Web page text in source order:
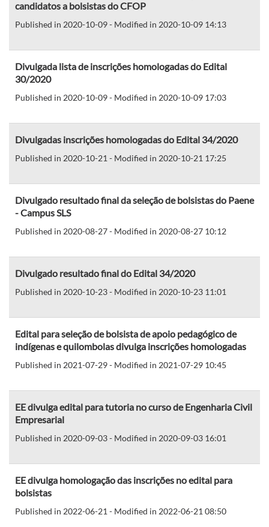
candidatos a bolsistas do CFOP
Published in 2020-10-09 - Modified in 2020-10-09 14:13
Divulgada lista de inscrições homologadas do Edital
30/2020
Published in 2020-10-09 - Modified in 2020-10-09 17:03
Divulgadas inscrições homologadas do Edital 34/2020
Published in 2020-10-21 - Modified in 2020-10-21 17:25
Divulgado resultado final da seleção de bolsistas do Paene
- Campus SLS
Published in 2020-08-27 - Modified in 2020-08-27 10:12
Divulgado resultado final do Edital 34/2020
Published in 2020-10-23 - Modified in 2020-10-23 11:01
Edital para seleção de bolsista de apoio pedagógico de
indígenas e quilombolas divulga inscrições homologadas
Published in 2021-07-29 - Modified in 2021-07-29 10:45
EE divulga edital para tutoria no curso de Engenharia Civil
Empresarial
Published in 2020-09-03 - Modified in 2020-09-03 16:01
EE divulga homologação das inscrições no edital para
bolsistas
Published in 2022-06-21 - Modified in 2022-06-21 08:50